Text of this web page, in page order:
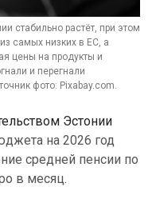
стабильно растёт, при этом
самых низких в ЕС, а
цены на продукты и
и перегнали
фото: Pixabay.com.
Эстонии
на 2026 год
средней пенсии по
в месяц.